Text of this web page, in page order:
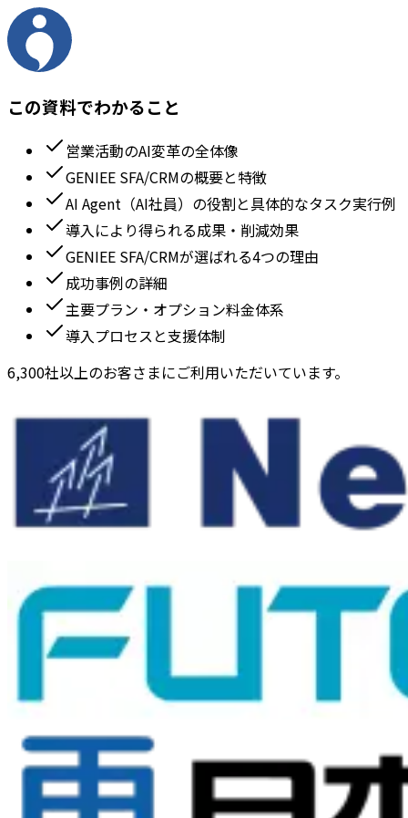
この資料でわかること
営業活動のAI変革の全体像
GENIEE SFA/CRMの概要と特徴
AI Agent（AI社員）の役割と具体的なタスク実行例
導入により得られる成果・削減効果
GENIEE SFA/CRMが選ばれる4つの理由
成功事例の詳細
主要プラン・オプション料金体系
導入プロセスと支援体制
6,300社以上のお客さまにご利用いただいています。